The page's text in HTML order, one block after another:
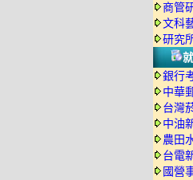
商管
文科
研究
銀行
中華
台灣
中油
農田
台電
國營